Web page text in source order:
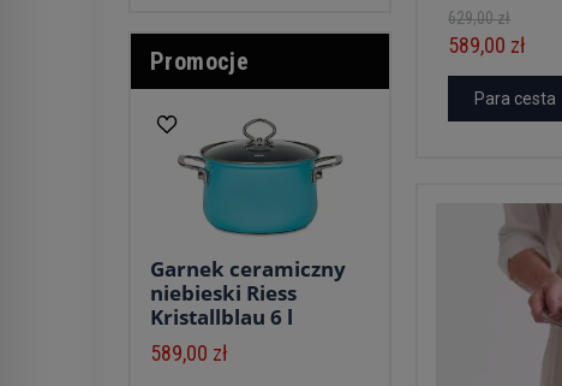
629,00 zł
589,00 zł
Para cesta
Promocje
Garnek ceramiczny
niebieski Riess
Kristallblau 6 l
589,00 zł